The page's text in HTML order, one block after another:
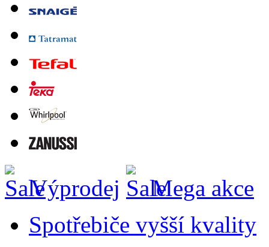
Výprodej
Mega akce
Spotřebiče vyšší kvality